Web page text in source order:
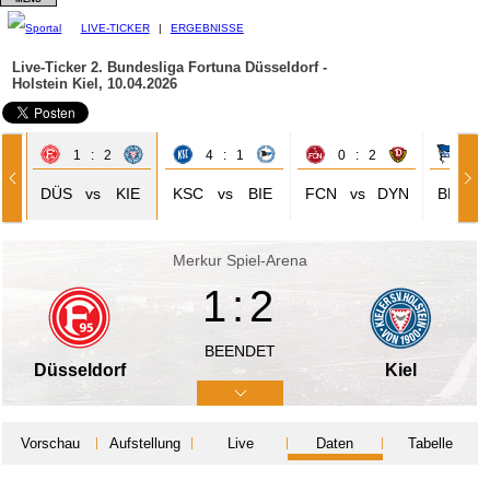
LIVE-TICKER | ERGEBNISSE
Live-Ticker 2. Bundesliga Fortuna Düsseldorf -
Holstein Kiel, 10.04.2026
1 : 2
DÜS vs KIE
4 : 1
KSC vs BIE
0 : 2
FCN vs DYN BER
Merkur Spiel-Arena
Düsseldorf
1:2
BEENDET
Kiel
Vorschau Aufstellung Live Daten Tabelle